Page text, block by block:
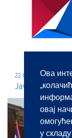
Ова
овај
у
22.05.2026.
Javni konkurs